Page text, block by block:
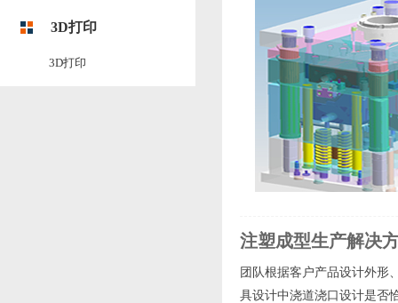
3D打印
3D打印
注塑成型生产解决
团队根据客户产品设计外形
具设计中浇道浇口设计是否